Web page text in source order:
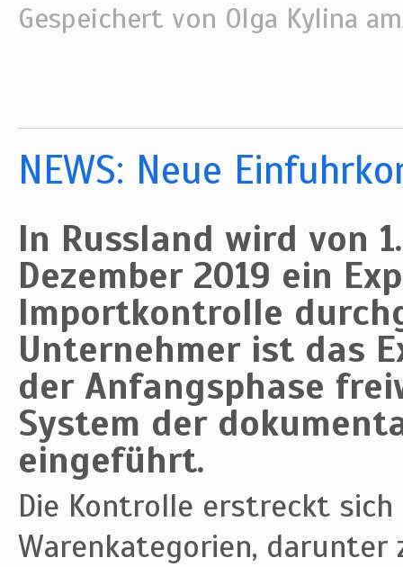
Gespeichert von Olga Kylina
NEWS: Neue
In Russland wird von
Dezember 2019 ein
Importkontrolle
Unternehmer ist das
der Anfangsphase
System der
eingeführt.
Die Kontrolle erstreckt
Warenkategorien, darunter